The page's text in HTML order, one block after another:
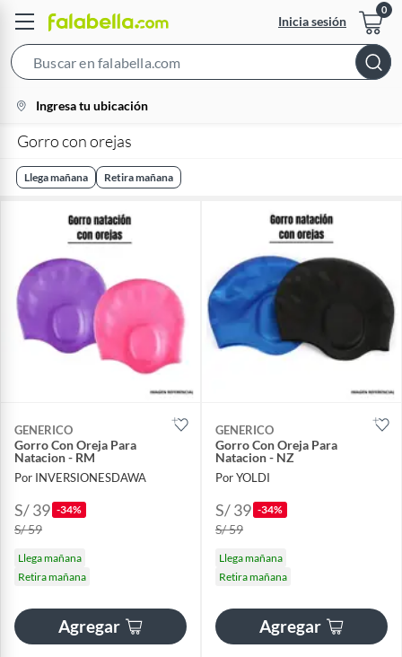
Inicia sesión
Bar
location-
icon
Ingresa tu ubicación
Gorro con orejas
Llega mañana Retira mañana
GENERICO
Gorro Con Oreja Para
Natacion - RM
Por INVERSIONESDAWA
S/ 39 -34%
S/ 59
Llega mañana
Retira mañana
Agregar
GENERICO
Gorro Con Oreja Para
Natacion - NZ
Por YOLDI
S/ 39 -34%
S/ 59
Llega mañana
Retira mañana
Agregar